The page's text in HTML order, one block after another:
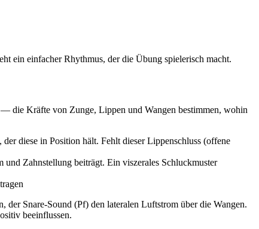
ein einfacher Rhythmus, der die Übung spielerisch macht.
die Kräfte von Zunge, Lippen und Wangen bestimmen, wohin
diese in Position hält. Fehlt dieser Lippenschluss (offene
Zahnstellung beiträgt. Ein viszerales Schluckmuster
Snare-Sound (Pf) den lateralen Luftstrom über die Wangen.
beeinflussen.